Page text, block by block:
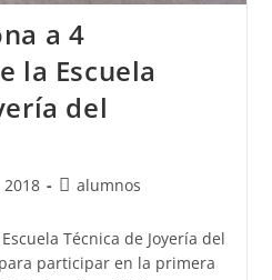
a 4
la Escuela
del
Categoría
la
entrada:
alumnos
Técnica de Joyería del
participar en la primera